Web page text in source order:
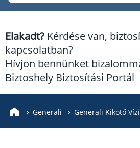
Groupama Biztosító
KÖBE Biztosító
Mondial Assistance
Posta Biztosító
Signal Biztosító
Union Biztosító
Elakadt? Kérdése van,
kapcsolatban?
Hívjon bennünket
Biztoshely Biztosítási Portál
Generali Generali Kikötő